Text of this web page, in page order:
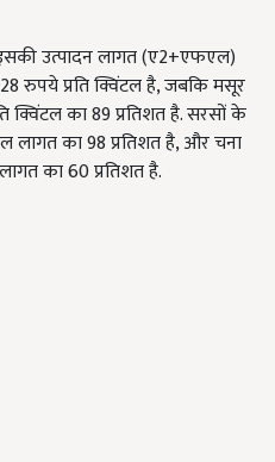
उत्पादन लागत (ए2+एफएल)
रुपये प्रति क्विंटल है, जबकि मसूर
क्विंटल का 89 प्रतिशत है. सरसों के
लागत का 98 प्रतिशत है, और चना
का 60 प्रतिशत है.